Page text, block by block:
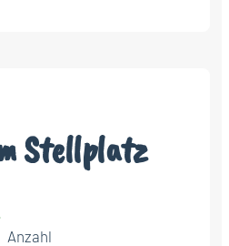
Stellplatz
Anzahl